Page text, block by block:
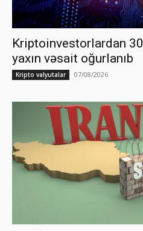
Kriptoinvestorlardan
yaxın vəsait oğurlanıb
Kripto valyutalar 07/08/2026